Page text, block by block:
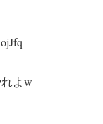
よw